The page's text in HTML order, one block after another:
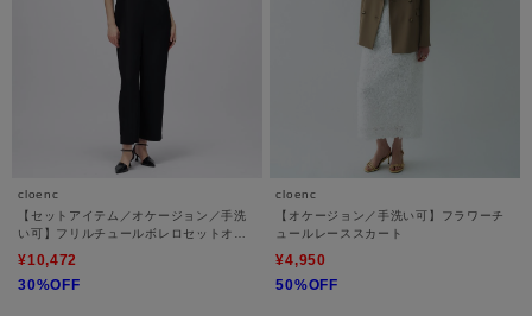
cloenc
【セットアイテム／オケージョン／手洗
い可】フリルチュールボレロセットオー
¥10,472
30%OFF
cloenc
【オケージョン／手洗い可】フラワーチ
ュールレーススカート
¥4,950
50%OFF